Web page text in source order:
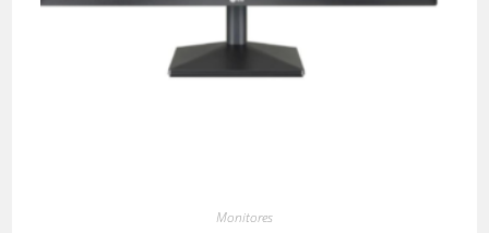
Monitores